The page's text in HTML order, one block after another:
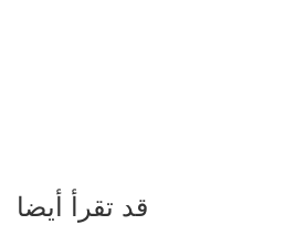
قد تقرأ أيضا